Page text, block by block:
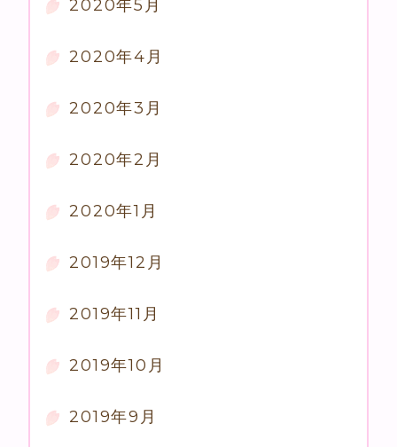
2020年5月
2020年4月
2020年3月
2020年2月
2020年1月
2019年12月
2019年11月
2019年10月
2019年9月